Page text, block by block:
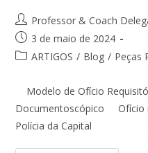
Professor & Coach
3 de maio de 2024
ARTIGOS / Blog / Peças
Modelo de Ofício
Documentoscópico Ofício
Polícia da Capital